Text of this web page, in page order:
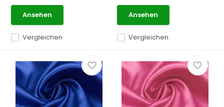
Vergleichen
Ansehen
Vergleichen
Ansehen